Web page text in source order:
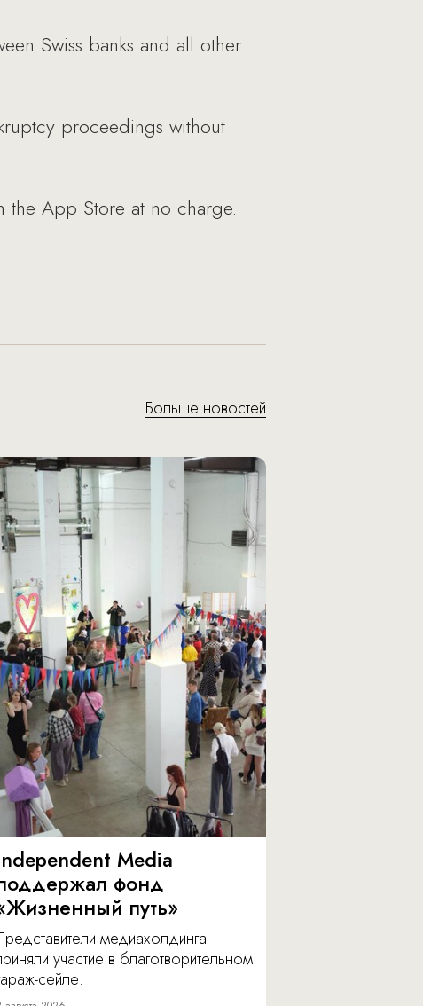
Swiss banks and all other
proceedings without
the App Store at no charge.
Больше новостей
Media
фонд
путь»
медиахолдинга
участие в благотворительном
сейле.